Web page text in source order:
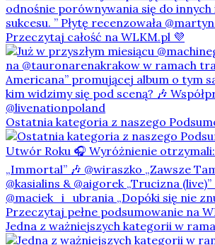
Ostatnia kategoria z naszego
Jedna z ważniejszych kategorii w